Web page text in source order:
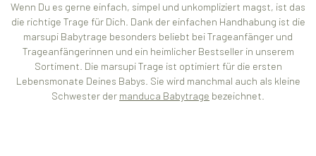
Wenn Du es gerne einfach, simpel und unkompliziert magst, ist das
die richtige Trage für Dich. Dank der einfachen Handhabung ist die
marsupi Babytrage besonders beliebt bei Trageanfänger und
Trageanfängerinnen und ein heimlicher Bestseller in unserem
Sortiment. Die marsupi Trage ist optimiert für die ersten
Lebensmonate Deines Babys. Sie wird manchmal auch als kleine
Schwester der manduca Babytrage bezeichnet.